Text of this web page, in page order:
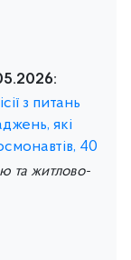
з питань
які
40
та житлово-